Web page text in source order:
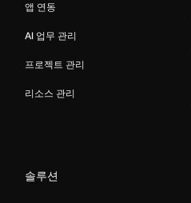
앱 연동
AI 업무 관리
프로젝트 관리
리소스 관리
솔루션